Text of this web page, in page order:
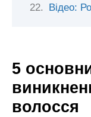
Відео:
5
волосся